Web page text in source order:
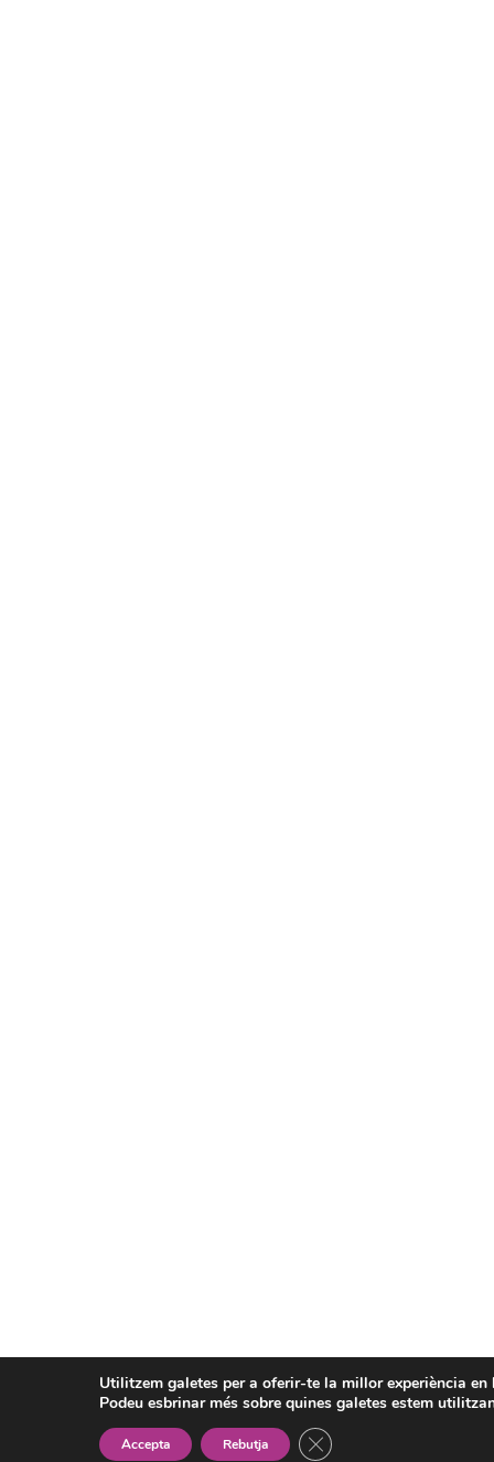
Utilitzem galetes per a oferir-te la millor experiència en
Podeu esbrinar més sobre quines galetes estem
Accepta Rebutja Tanca el bàner de galetes